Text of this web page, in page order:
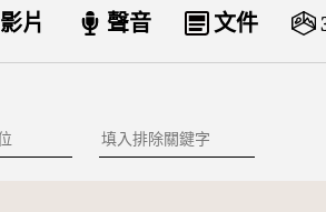
資料類型
影片 聲音 文件
排除關鍵字